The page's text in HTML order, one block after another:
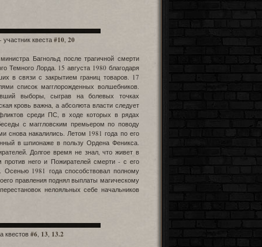
участник квеста#10 ,20
Багнольд после трагичной смерти
Темного Лорда. 15 августа 1980 благодаря
в связи с закрытием границ товаров. 17
список магглорожденных волшебников.
выборы, сыграв на болевых точках
кровь важна, а абсолюта власти следует
среди ПС, в ходе которых в рядах
с маггловским премьером по поводу
снова накалились. Летом 1981 года по его
в шпионаже в пользу Ордена Феникса.
Долгое время не знал, что живет в
него и Пожирателей смерти - с его
1981 года способствовал полному
правления поднял выплаты магическому
нелояльных себе начальников
квестов#6 13 13.2